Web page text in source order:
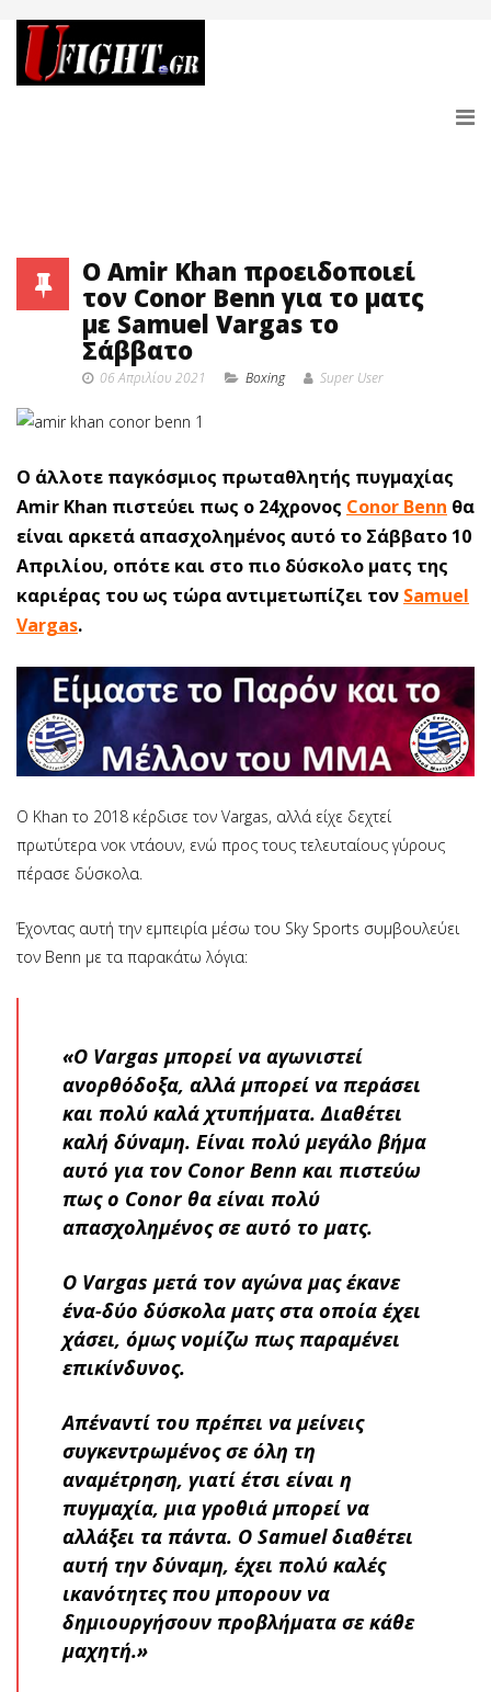
O Amir Khan προειδοποιεί
τον Conor Benn για το ματς
με Samuel Vargas το
Σάββατο
06 Απριλίου 2021 Boxing Super User
Ο άλλοτε παγκόσμιος πρωταθλητής πυγμαχίας
Amir Khan πιστεύει πως ο 24χρονος Conor Benn θα
είναι αρκετά απασχολημένος αυτό το Σάββατο 10
Απριλίου, οπότε και στο πιο δύσκολο ματς της
καριέρας του ως τώρα αντιμετωπίζει τον Samuel
Vargas.
Ο Khan το 2018 κέρδισε τον Vargas, αλλά είχε δεχτεί
πρωτύτερα νοκ ντάουν, ενώ προς τους τελευταίους γύρους
πέρασε δύσκολα.
Έχοντας αυτή την εμπειρία μέσω του Sky Sports συμβουλεύει
τον Benn με τα παρακάτω λόγια:
«Ο Vargas μπορεί να αγωνιστεί
ανορθόδοξα, αλλά μπορεί να περάσει
και πολύ καλά χτυπήματα. Διαθέτει
καλή δύναμη. Είναι πολύ μεγάλο βήμα
αυτό για τον Conor Benn και πιστεύω
πως ο Conor θα είναι πολύ
απασχολημένος σε αυτό το ματς.
Ο Vargas μετά τον αγώνα μας έκανε
ένα-δύο δύσκολα ματς στα οποία έχει
χάσει, όμως νομίζω πως παραμένει
επικίνδυνος.
Απέναντί του πρέπει να μείνεις
συγκεντρωμένος σε όλη τη
αναμέτρηση, γιατί έτσι είναι η
πυγμαχία, μια γροθιά μπορεί να
αλλάξει τα πάντα. Ο Samuel διαθέτει
αυτή την δύναμη, έχει πολύ καλές
ικανότητες που μπορουν να
δημιουργήσουν προβλήματα σε κάθε
μαχητή.»